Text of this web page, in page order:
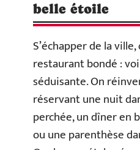
belle étoile
S’échapper de la
restaurant bondé :
séduisante. On
réservant une nuit
perchée, un dîner en
ou une parenthèse